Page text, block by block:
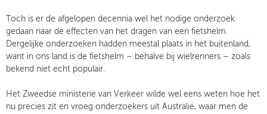
Toch is er de afgelopen decennia wel het nodige onderzoek
gedaan naar de effecten van het dragen van een fietshelm.
Dergelijke onderzoeken hadden meestal plaats in het buitenland,
want in ons land is de fietshelm – behalve bij wielrenners – zoals
bekend niet echt populair.
Het Zweedse ministerie van Verkeer wilde wel eens weten hoe het
nu precies zit en vroeg onderzoekers uit Australië, waar men de